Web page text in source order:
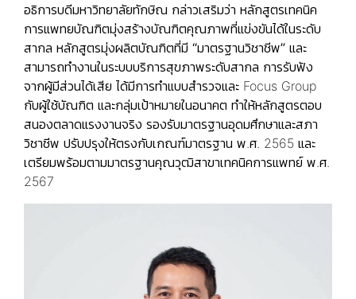
อธิการบดีมหาวิทยาลัยทักษิณ กล่าวเสริมว่า หลักสูตรเทคนิค
การแพทยบัณฑิตมุ่งสร้างบัณฑิตคุณภาพที่แข่งขันได้ในระดับ
สากล หลักสูตรมุ่งผลิตบัณฑิตที่มี “มาตรฐานวิชาชีพ” และ
สามารถทำงานในระบบบริการสุขภาพระดับสากล การรับฟัง
จากผู้มีส่วนได้เสีย ได้มีการทำแบบสำรวจและ Focus Group
กับผู้ใช้บัณฑิต และกลุ่มเป้าหมายในอนาคต ทำให้หลักสูตรตอบ
สนองตลาดแรงงานจริง รองรับมาตรฐานอุดมศึกษาและสภา
วิชาชีพ ปรับปรุงให้ตรงกับเกณฑ์มาตรฐาน พ.ศ. 2565 และ
เตรียมพร้อมตามมาตรฐานคุณวุฒิสาขาเทคนิคการแพทย์ พ.ศ.
2567